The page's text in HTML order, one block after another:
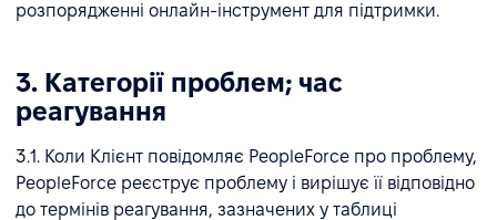
розпорядженні онлайн-інструмент для підтримки.
3. Категорії проблем; час
реагування
3.1. Коли Клієнт повідомляє PeopleForce про проблему,
PeopleForce реєструє проблему і вирішує її відповідно
до термінів реагування, зазначених у таблиці